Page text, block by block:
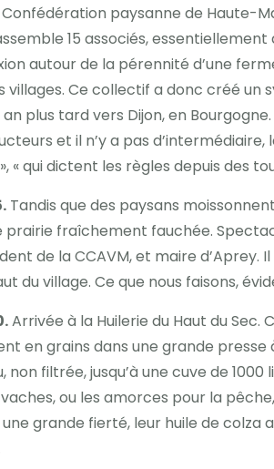
paysanne de Haute-
15 associés,
autour de la pérennité d’une
villages. Ce collectif a donc créé un
plus tard vers Dijon, en
et il n’y a pas
« qui dictent les règles depuis des
Tandis que des paysans
prairie fraîchement fauchée.
de la CCAVM, et maire d’Aprey.
du village. Ce que nous faisons,
Arrivée à la Huilerie du Haut du
en grains dans une grande presse
non filtrée, jusqu’à une cuve de
ou les amorces pour la
grande fierté, leur huile de colza